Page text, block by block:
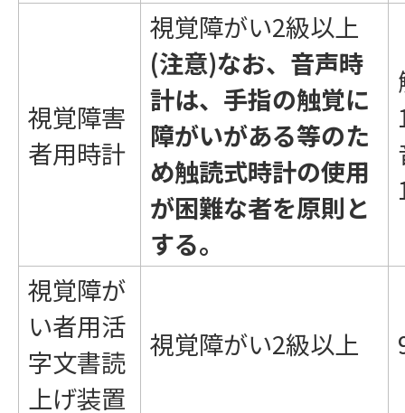
視覚障害
者用時計
視覚障がい2級以上
(注意)なお、音声時
計は、手指の触覚に
障がいがある等のた
め触読式時計の使用
が困難な者を原則と
する。
視覚障が
い者用活
字文書読
上げ装置
視覚障がい2級以上